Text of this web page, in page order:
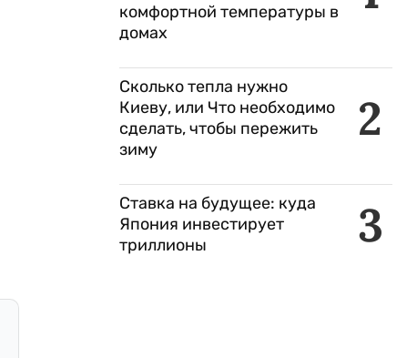
комфортной температуры в
домах
2
Сколько тепла нужно
Киеву, или Что необходимо
сделать, чтобы пережить
зиму
3
Ставка на будущее: куда
Япония инвестирует
триллионы